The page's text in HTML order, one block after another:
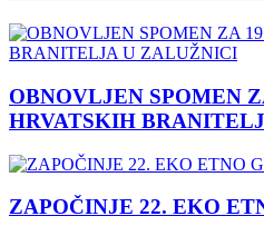
OBNOVLJEN SPOMEN
HRVATSKIH
ZAPOČINJE 22. EKO